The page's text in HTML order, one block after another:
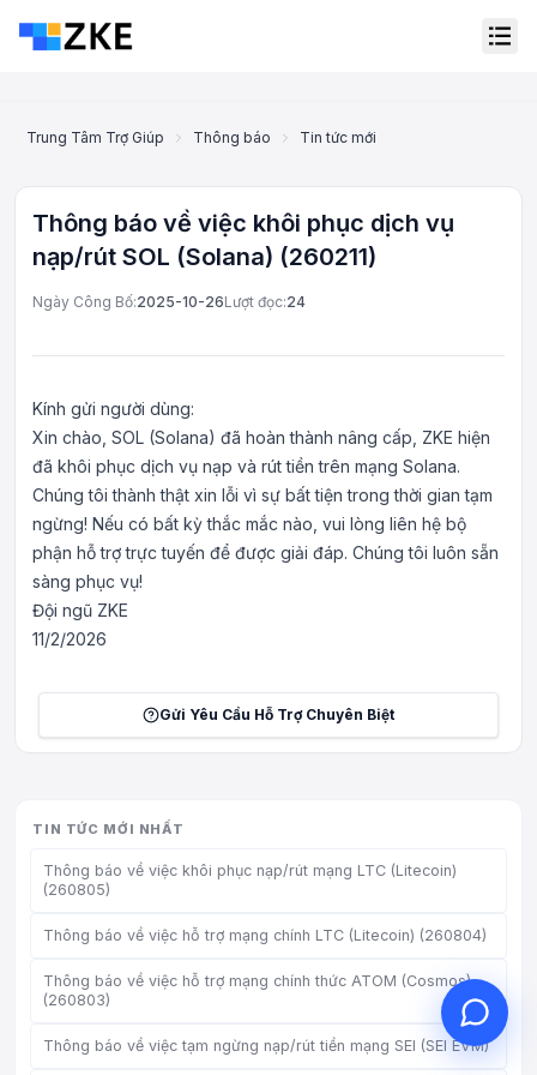
Trung Tâm Trợ Giúp Thông báo Tin tức mới nhất
Thông báo về việc khôi phục dịch vụ
nạp/rút SOL (Solana) (260211)
Ngày Công Bố:2025-10-26Lượt đọc:24
Kính gửi người dùng:
Xin chào, SOL (Solana) đã hoàn thành nâng cấp, ZKE hiện
đã khôi phục dịch vụ nạp và rút tiền trên mạng Solana.
Chúng tôi thành thật xin lỗi vì sự bất tiện trong thời gian tạm
ngừng! Nếu có bất kỳ thắc mắc nào, vui lòng liên hệ bộ
phận hỗ trợ trực tuyến để được giải đáp. Chúng tôi luôn sẵn
sàng phục vụ!
Đội ngũ ZKE
11/2/2026
Gửi Yêu Cầu Hỗ Trợ Chuyên Biệt
TIN TỨC MỚI NHẤT
Thông báo về việc khôi phục nạp/rút mạng LTC (Litecoin)
(260805)
Thông báo về việc hỗ trợ mạng chính LTC (Litecoin) (260804)
Thông báo về việc hỗ trợ mạng chính thức ATOM (Cosmos)
(260803)
Thông báo về việc tạm ngừng nạp/rút tiền mạng SEI (SEI EVM)
Dịch vụ khách hàng trực
tuyến
Support Center
cho bạn?
Dịch vụ khách hàng trực tuyến hỗ trợ
bạn